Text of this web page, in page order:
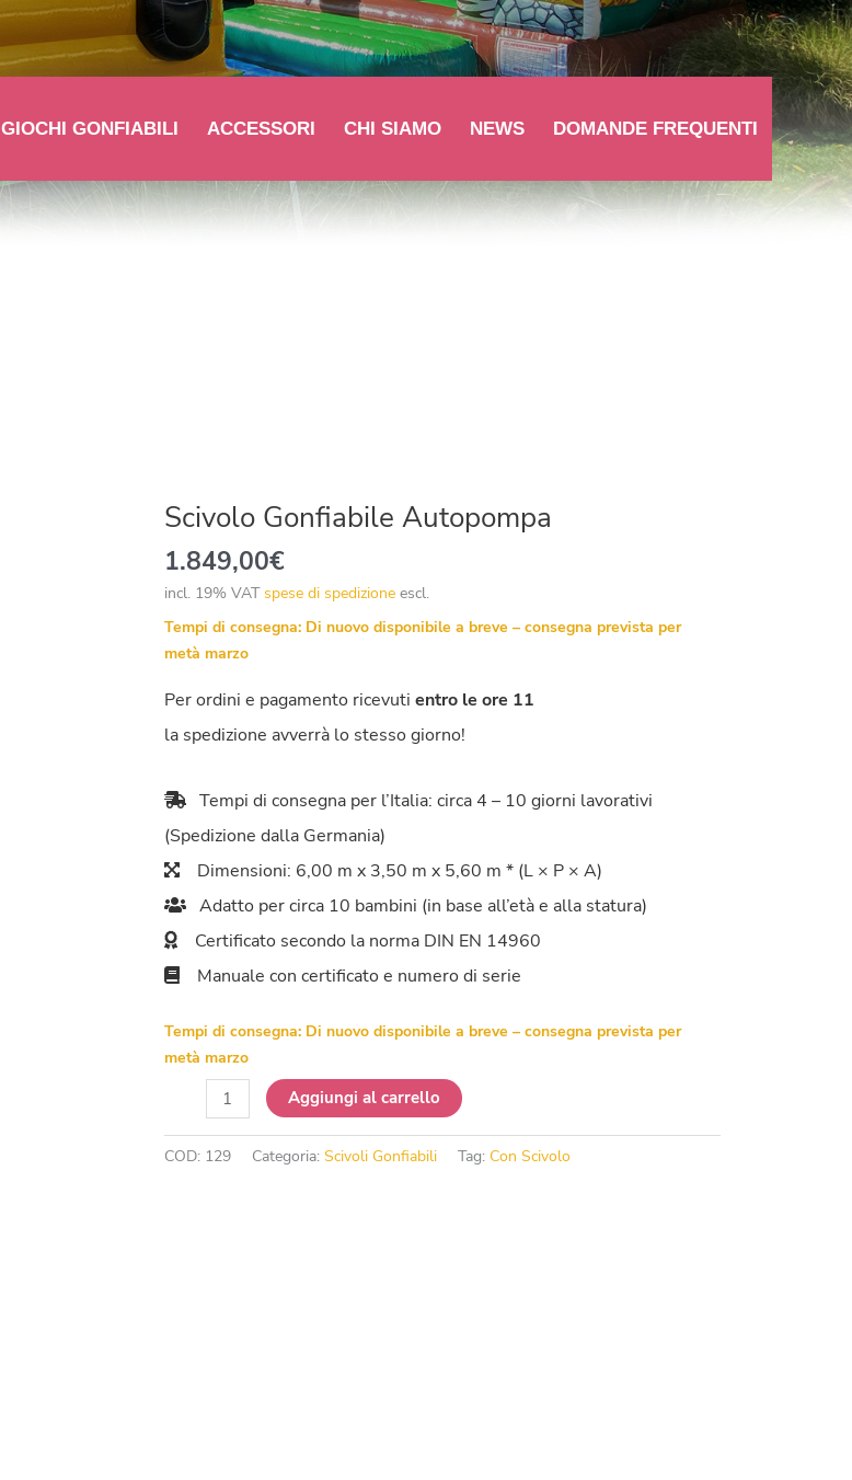
GIOCHI GONFIABILI ACCESSORI CHI SIAMO NEWS DOMANDE FREQUENTI
Scivolo Gonfiabile Autopompa
1.849,00€
incl. 19% VAT spese di spedizioneescl.
Tempi di consegna: Di nuovo disponibile a breve – consegna prevista per
metà marzo
Per ordini e pagamento ricevutientro le ore 11
la spedizione avverrà lo stesso giorno!
Tempi di consegna per l’Italia: circa 4 – 10 giorni lavorativi
(Spedizione dalla Germania)
Dimensioni: 6,00 m x 3,50 m x 5,60 m * (L × P × A)
Adatto per circa 10 bambini (in base all’età e alla statura)
Certificato secondo la norma DIN EN 14960
Manuale con certificato e numero di serie
Tempi di consegna: Di nuovo disponibile a breve – consegna prevista per
metà marzo
Gonfiabile
Aggiungi al carrello
COD: 129 Categoria:Scivoli Gonfiabili Tag: Con Scivolo